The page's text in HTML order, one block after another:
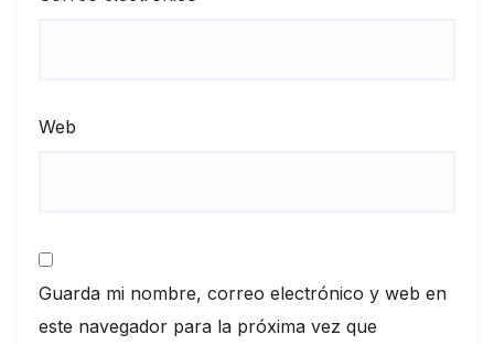
Web
Guarda mi nombre, correo electrónico y web en
este navegador para la próxima vez que